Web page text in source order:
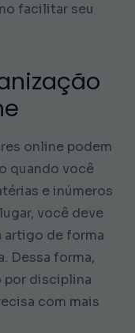
facilitar seu
online podem
quando você
e inúmeros
você deve
artigo de forma
Dessa forma,
por disciplina
com mais